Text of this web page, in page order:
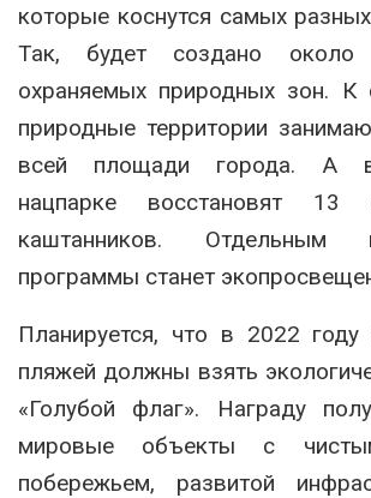
которые коснутся самых
Так, будет создано
охраняемых природных зон. К
природные территории
всей площади города. А
нацпарке восстановят 13
каштанников. Отдельным
программы станет
Планируется, что в 2022 году
пляжей должны взять
«Голубой флаг». Награду
мировые объекты с
побережьем, развитой